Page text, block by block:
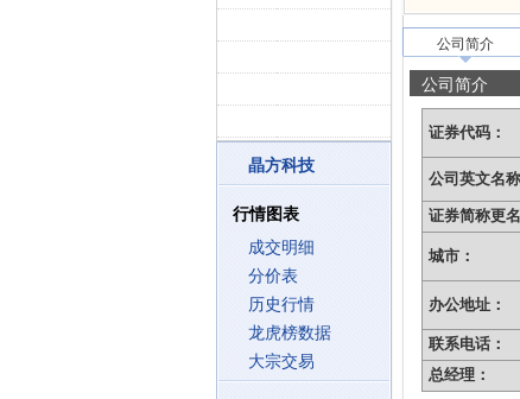
晶方科技
行情图表
成交明细
分价表
历史行情
龙虎榜数据
大宗交易
公司简介
公司简介
证券代码：
公司英文名称
证券简称更
城市：
办公地址：
联系电话：
总经理：